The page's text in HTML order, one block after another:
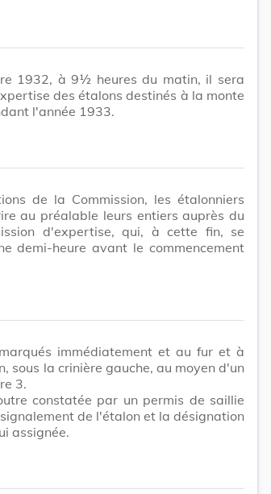
1932, à 9½ heures du matin, il sera
des étalons destinés à la monte
l'année 1933.
de la Commission, les étalonniers
au préalable leurs entiers auprès du
d'expertise, qui, à cette fin, se
demi-heure avant le commencement
immédiatement et au fur et à
sous la crinière gauche, au moyen d'un
3.
constatée par un permis de saillie
de l'étalon et la désignation
assignée.